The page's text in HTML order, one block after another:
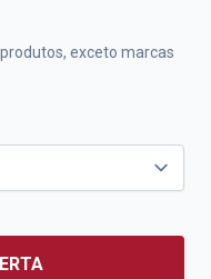
exceto marcas